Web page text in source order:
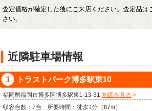
査定価格が確定した後にご来店ください。査定品は
さい。
近隣駐車場情報
トラストパーク博多駅東10
福岡県福岡市博多区博多駅東1-13-31
地図を見る
収容台数：7台 所要時間：徒歩1分（87m）